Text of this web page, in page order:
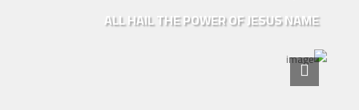
ALL HAIL THE POWER OF JESUS NAME